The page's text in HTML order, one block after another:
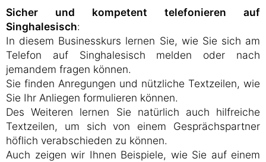
Sicher und kompetent telefonieren auf
Singhalesisch:
In diesem Businesskurs lernen Sie, wie Sie sich am
Telefon auf Singhalesisch melden oder nach
jemandem fragen können.
Sie finden Anregungen und nützliche Textzeilen, wie
Sie Ihr Anliegen formulieren können.
Des Weiteren lernen Sie natürlich auch hilfreiche
Textzeilen, um sich von einem Gesprächspartner
höflich verabschieden zu können.
Auch zeigen wir Ihnen Beispiele, wie Sie auf einem